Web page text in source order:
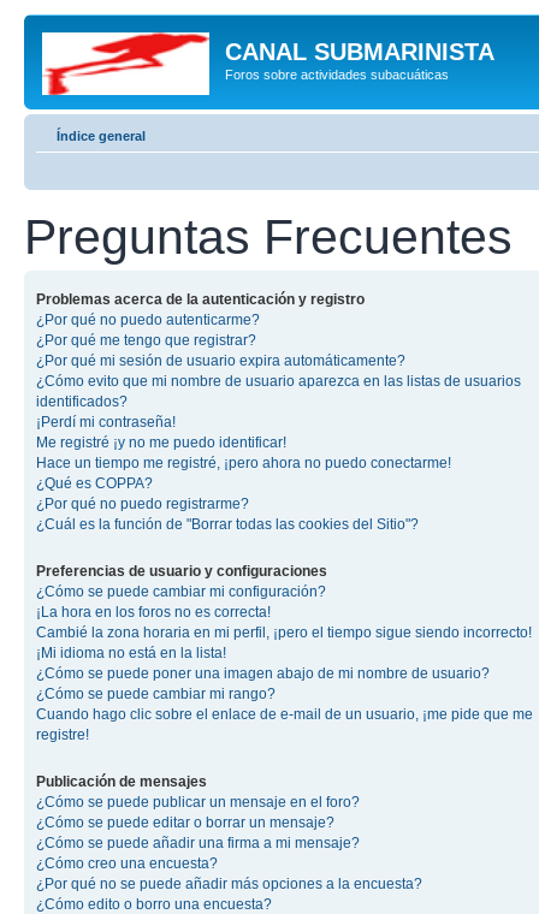
CANAL SUBMARINISTA
Foros sobre actividades subacuáticas
Índice general
Preguntas Frecuentes
Problemas acerca de la autenticación y registro
¿Por qué no puedo autenticarme?
¿Por qué me tengo que registrar?
¿Por qué mi sesión de usuario expira automáticamente?
¿Cómo evito que mi nombre de usuario aparezca en las listas de usuarios
identificados?
¡Perdí mi contraseña!
Me registré ¡y no me puedo identificar!
Hace un tiempo me registré, ¡pero ahora no puedo conectarme!
¿Qué es COPPA?
¿Por qué no puedo registrarme?
¿Cuál es la función de "Borrar todas las cookies del Sitio"?
Preferencias de usuario y configuraciones
¿Cómo se puede cambiar mi configuración?
¡La hora en los foros no es correcta!
Cambié la zona horaria en mi perfil, ¡pero el tiempo sigue siendo incorrecto!
¡Mi idioma no está en la lista!
¿Cómo se puede poner una imagen abajo de mi nombre de usuario?
¿Cómo se puede cambiar mi rango?
Cuando hago clic sobre el enlace de e-mail de un usuario, ¡me pide que me
registre!
Publicación de mensajes
¿Cómo se puede publicar un mensaje en el foro?
¿Cómo se puede editar o borrar un mensaje?
¿Cómo se puede añadir una firma a mi mensaje?
¿Cómo creo una encuesta?
¿Por qué no se puede añadir más opciones a la encuesta?
¿Cómo edito o borro una encuesta?